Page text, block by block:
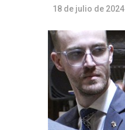
18 de julio de 2024